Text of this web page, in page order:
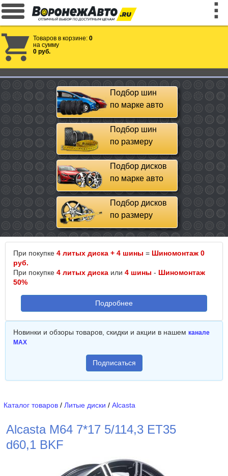
Товаров в корзине: 0
на сумму
0 руб.
Подбор шин
по марке авто
Подбор шин
по размеру
Подбор дисков
по марке авто
Подбор дисков
по размеру
При покупке 4 литых диска + 4 шины = Шиномонтаж 0
руб.
При покупке 4 литых диска или 4 шины - Шиномонтаж
50%
Подробнее
Новинки и обзоры товаров, скидки и акции в нашем канале
MAX
Подписаться
Каталог товаров / Литые диски / Alcasta
Alcasta M64 7*17 5/114,3 ET35
d60,1 BKF